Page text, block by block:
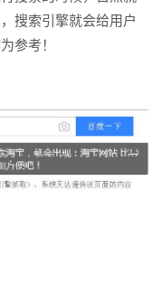
搜索引擎就会给用户
参考！